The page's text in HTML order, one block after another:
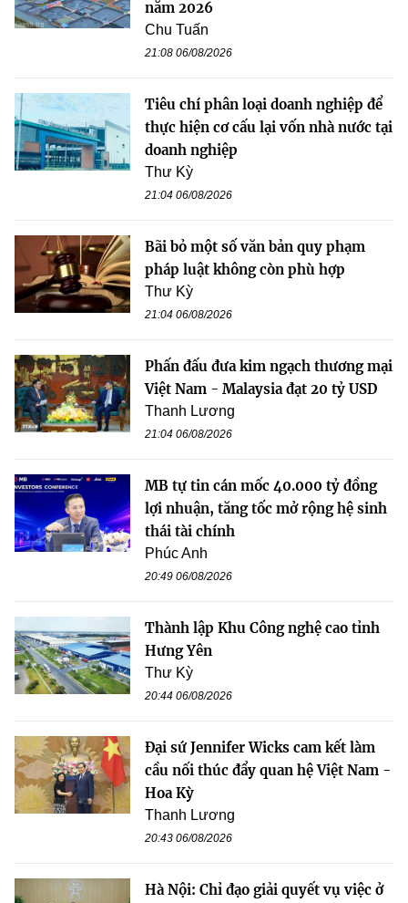
năm 2026
Chu Tuấn
21:08 06/08/2026
Tiêu chí phân loại doanh nghiệp để
thực hiện cơ cấu lại vốn nhà nước tại
doanh nghiệp
Thư Kỳ
21:04 06/08/2026
Bãi bỏ một số văn bản quy phạm
pháp luật không còn phù hợp
Thư Kỳ
21:04 06/08/2026
Phấn đấu đưa kim ngạch thương mại
Việt Nam - Malaysia đạt 20 tỷ USD
Thanh Lương
21:04 06/08/2026
MB tự tin cán mốc 40.000 tỷ đồng
lợi nhuận, tăng tốc mở rộng hệ sinh
thái tài chính
Phúc Anh
20:49 06/08/2026
Thành lập Khu Công nghệ cao tỉnh
Hưng Yên
Thư Kỳ
20:44 06/08/2026
Đại sứ Jennifer Wicks cam kết làm
cầu nối thúc đẩy quan hệ Việt Nam -
Hoa Kỳ
Thanh Lương
20:43 06/08/2026
Hà Nội: Chỉ đạo giải quyết vụ việc ở